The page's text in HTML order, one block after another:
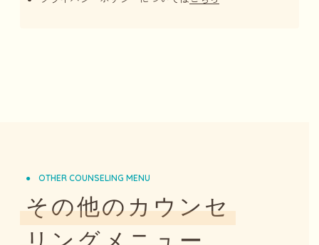
OTHER COUNSELING MENU
その他のカウンセ